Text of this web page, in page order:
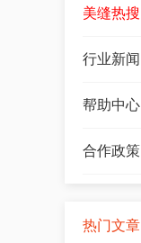
美缝热搜
行业新闻
帮助中心
合作政策
热门文章